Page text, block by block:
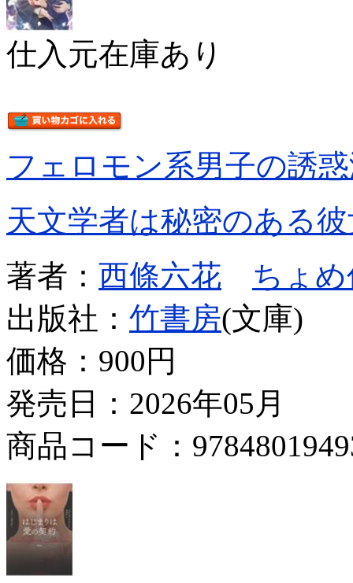
仕入元在庫あり
フェロモン系男子の誘
天文学者は秘密のある
著者： 西條六花
ちょ
出版社： 竹書房(文庫)
価格： 900円
発売日：2026年05月
商品コード：